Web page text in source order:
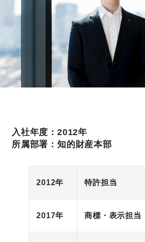
入社年度：2012年
所属部署：知的財産本部
2012年 特許担当
2017年 商標・表示担当